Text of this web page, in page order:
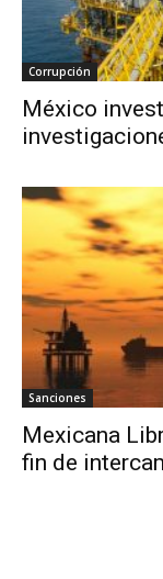
Corrupción
México
Sanciones
Mexicana
fin de